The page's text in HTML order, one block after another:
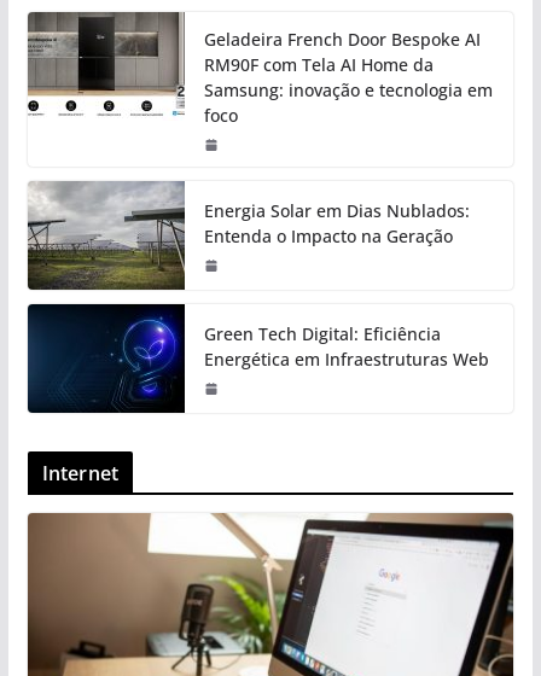
Geladeira French Door Bespoke AI
RM90F com Tela AI Home da
Samsung: inovação e tecnologia em
foco
Energia Solar em Dias Nublados:
Entenda o Impacto na Geração
Green Tech Digital: Eficiência
Energética em Infraestruturas Web
Internet